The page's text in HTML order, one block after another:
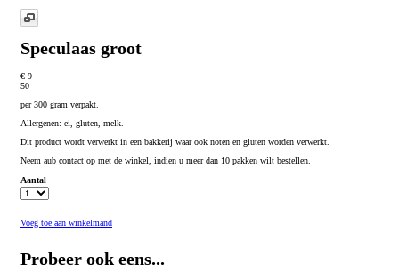
Speculaas groot
€ 9
50
per 300 gram verpakt.
Allergenen: ei, gluten, melk.
Dit product wordt verwerkt in een bakkerij waar ook noten en gluten worden verwerkt.
Neem aub contact op met de winkel, indien u meer dan 10 pakken wilt bestellen.
Aantal
Voeg toe aan winkelmand
Probeer ook eens...